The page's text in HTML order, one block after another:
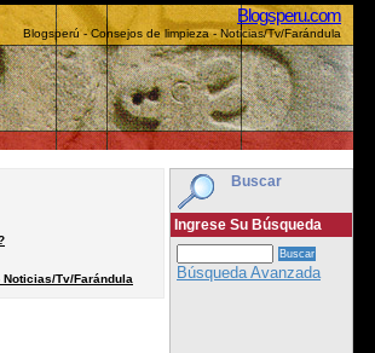
Blogsperu.com
Blogsperú - Consejos de limpieza - Noticias/Tv/Farándula
Buscar
Ingrese Su Búsqueda
Búsqueda Avanzada
Tv/Farándula